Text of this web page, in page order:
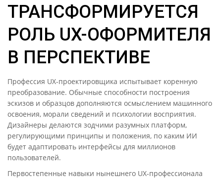
ТРАНСФОРМИРУЕТСЯ
РОЛЬ UX-ОФОРМИТЕЛЯ
В ПЕРСПЕКТИВЕ
Профессия UX-проектировщика испытывает коренную
преобразование. Обычные способности построения
эскизов и образцов дополняются осмыслением машинного
освоения, морали сведений и психологии восприятия.
Дизайнеры делаются зодчими разумных платформ,
регулирующими принципы и положения, по каким ИИ
будет адаптировать интерфейсы для миллионов
пользователей.
Первостепенные навыки нынешнего UX-профессионала